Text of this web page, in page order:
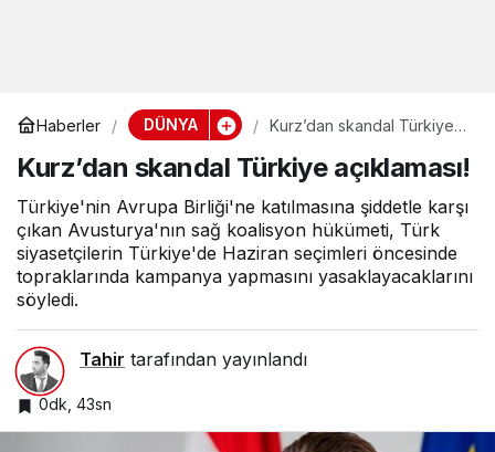
Haberler DÜNYA
Kurz’dan skandal Türkiye
Kurz’dan skandal Türkiye açıklaması!
Türkiye'nin Avrupa Birliği'ne katılmasına şiddetle karşı
çıkan Avusturya'nın sağ koalisyon hükümeti, Türk
siyasetçilerin Türkiye'de Haziran seçimleri öncesinde
topraklarında kampanya yapmasını yasaklayacaklarını
söyledi.
Tahir tarafından yayınlandı
0dk, 43sn